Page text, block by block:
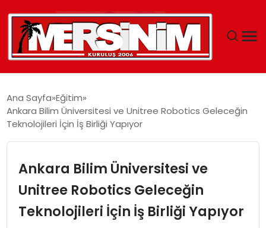
YAŞAM
EĞITIM
Ana Sayfa Eğitim
Ankara Bilim Üniversitesi ve Unitree Robotics Geleceğin
Teknolojileri İçin İş Birliği Yapıyor
Ankara Bilim Üniversitesi ve
Unitree Robotics Geleceğin
Teknolojileri İçin İş Birliği Yapıyor